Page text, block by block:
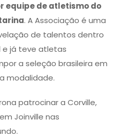
equipe de atletismo do
. A Associação é uma
de talentos dentro
e já teve atletas
a seleção brasileira em
modalidade.
patrocinar a Corville,
Joinville nas